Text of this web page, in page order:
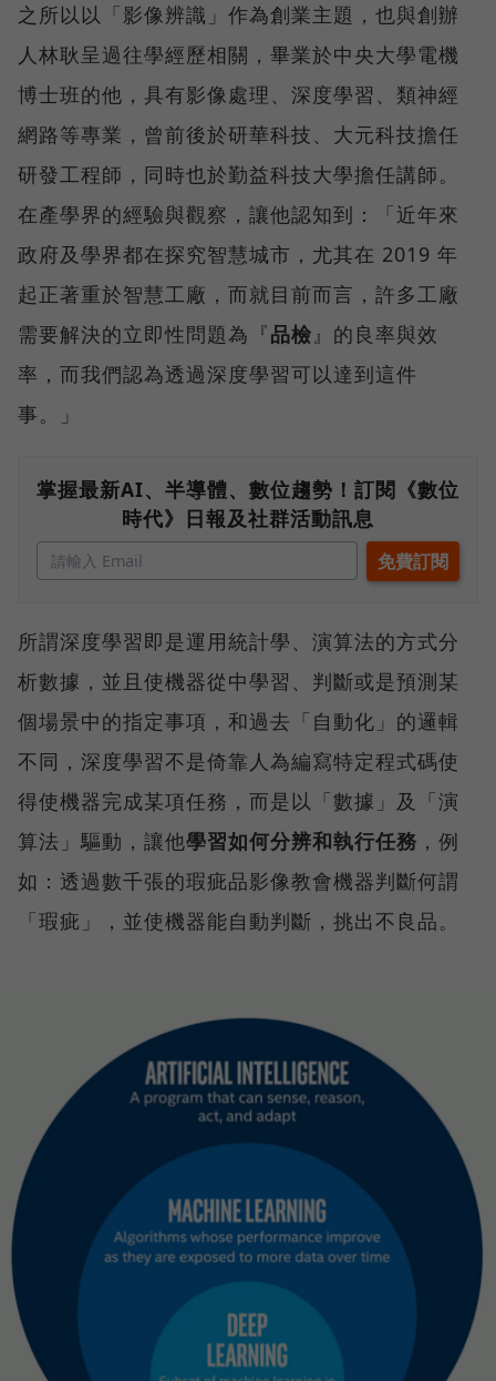
之所以以「影像辨識」作為創業主題，也與創辦
人林耿呈過往學經歷相關，畢業於中央大學電機
博士班的他，具有影像處理、深度學習、類神經
網路等專業，曾前後於研華科技、大元科技擔任
研發工程師，同時也於勤益科技大學擔任講師。
在產學界的經驗與觀察，讓他認知到：「近年來
政府及學界都在探究智慧城市，尤其在 2019 年
起正著重於智慧工廠，而就目前而言，許多工廠
需要解決的立即性問題為『品檢』的良率與效
率，而我們認為透過深度學習可以達到這件
事。」
掌握最新AI、半導體、數位趨勢！訂閱《數位
時代》日報及社群活動訊息
所謂深度學習即是運用統計學、演算法的方式分
析數據，並且使機器從中學習、判斷或是預測某
個場景中的指定事項，和過去「自動化」的邏輯
不同，深度學習不是倚靠人為編寫特定程式碼使
得使機器完成某項任務，而是以「數據」及「演
算法」驅動，讓他學習如何分辨和執行任務 ，例
如：透過數千張的瑕疵品影像教會機器判斷何謂
「瑕疵」，並使機器能自動判斷，挑出不良品。